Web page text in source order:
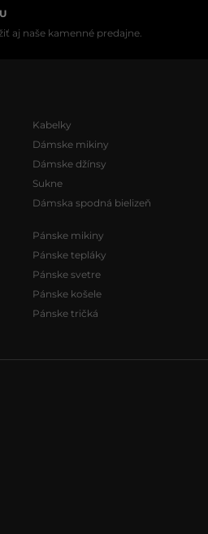
aj naše kamenné predajne.
Kabelky
Dámske mikiny
Dámske džínsy
Sukne
Dámska spodná bielizeň
Pánske mikiny
Pánske tepláky
Pánske svetre
Pánske košele
Pánske tričká
o.